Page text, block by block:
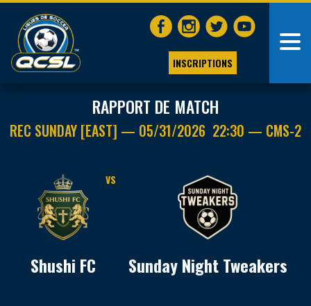
INSCRIPTIONS
RAPPORT DE MATCH
REC SUNDAY [EAST] — 05/31/2026 22:30 — CMS-2
Shushi FC
VS
Sunday Night Tweakers